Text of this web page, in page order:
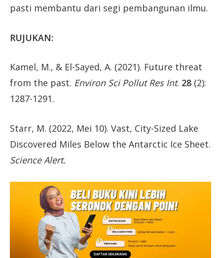
pasti membantu dari segi pembangunan ilmu.
RUJUKAN:
Kamel, M., & El-Sayed, A. (2021). Future threat
from the past. Environ Sci Pollut Res Int. 28 (2):
1287-1291.
Starr, M. (2022, Mei 10). Vast, City-Sized Lake
Discovered Miles Below the Antarctic Ice Sheet.
Science Alert.